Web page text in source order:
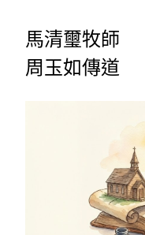
馬清璽牧師
周玉如傳道